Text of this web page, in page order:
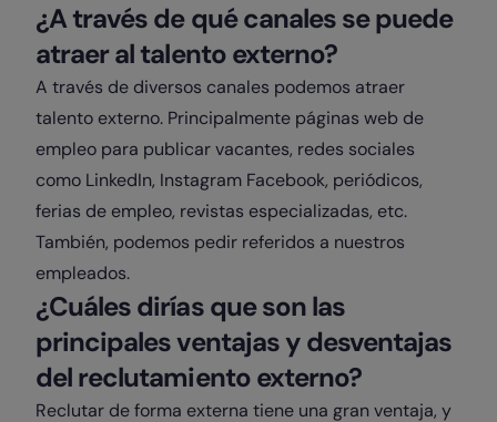
¿A través de qué canales se puede
atraer al talento externo?
A través de diversos canales podemos atraer
talento externo. Principalmente páginas web de
empleo para publicar vacantes, redes sociales
como LinkedIn, Instagram Facebook, periódicos,
ferias de empleo, revistas especializadas, etc.
También, podemos pedir referidos a nuestros
empleados.
¿Cuáles dirías que son las
principales ventajas y desventajas
del reclutamiento externo?
Reclutar de forma externa tiene una gran ventaja, y